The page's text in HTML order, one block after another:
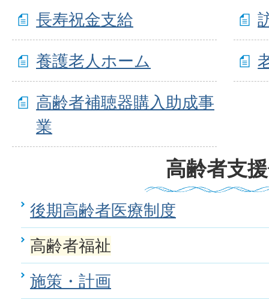
長寿祝金支給
養護老人ホーム
高齢者補聴器購入助成事
業
高齢者支
後期高齢者医療制度
高齢者福祉
施策・計画